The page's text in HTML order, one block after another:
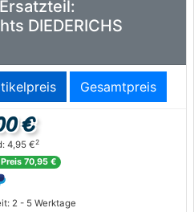
DIEDERICHS
Gesamtpreis
2 - 5 Werktage
€
4,95 €2
70,95 €